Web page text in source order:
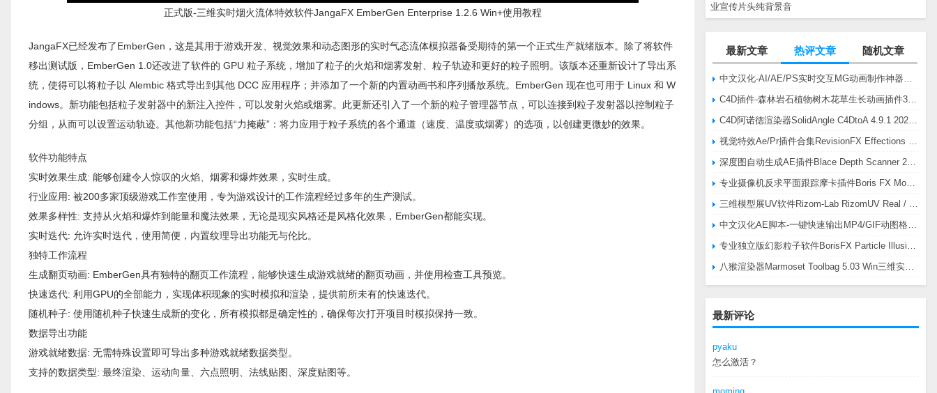
业宣传片头纯背景音
最新文章 热评文章 随机文章
最新评论
pyaku
怎么激活？
正式版-三维实时烟火流体特效软件JangaFX EmberGen Enterprise 1.2.6 Win+使用教程
JangaFX已经发布了EmberGen，这是其用于游戏开发、视觉效果和动态图形的实时气态流体模拟器备受期待的第一个正式生产就绪版本。除了将软件
移出测试版，EmberGen 1.0还改进了软件的 GPU 粒子系统，增加了粒子的火焰和烟雾发射、粒子轨迹和更好的粒子照明。该版本还重新设计了导出系
统，使得可以将粒子以 Alembic 格式导出到其他 DCC 应用程序；并添加了一个新的内置动画书和序列播放系统。EmberGen 现在也可用于 Linux 和 W
indows。新功能包括粒子发射器中的新注入控件，可以发射火焰或烟雾。此更新还引入了一个新的粒子管理器节点，可以连接到粒子发射器以控制粒子
分组，从而可以设置运动轨迹。其他新功能包括“力掩蔽”：将力应用于粒子系统的各个通道（速度、温度或烟雾）的选项，以创建更微妙的效果。
软件功能特点
实时效果生成: 能够创建令人惊叹的火焰、烟雾和爆炸效果，实时生成。
行业应用: 被200多家顶级游戏工作室使用，专为游戏设计的工作流程经过多年的生产测试。
效果多样性: 支持从火焰和爆炸到能量和魔法效果，无论是现实风格还是风格化效果，EmberGen都能实现。
实时迭代: 允许实时迭代，使用简便，内置纹理导出功能无与伦比。
独特工作流程
生成翻页动画: EmberGen具有独特的翻页工作流程，能够快速生成游戏就绪的翻页动画，并使用检查工具预览。
快速迭代: 利用GPU的全部能力，实现体积现象的实时模拟和渲染，提供前所未有的快速迭代。
随机种子: 使用随机种子快速生成新的变化，所有模拟都是确定性的，确保每次打开项目时模拟保持一致。
数据导出功能
游戏就绪数据: 无需特殊设置即可导出多种游戏就绪数据类型。
支持的数据类型: 最终渲染、运动向量、六点照明、法线贴图、深度贴图等。